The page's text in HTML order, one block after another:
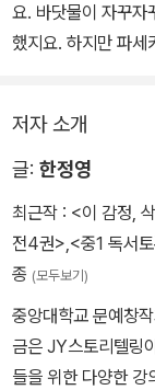
요. 바닷물이 자꾸자
했지요. 하지만 파세
저자 소개
글: 한정영
최근작 : <이 감정,
전4권>,<중1 독서
종 (모두보기)
중앙대학교 문예창
금은 JY스토리텔링
들을 위한 다양한 강